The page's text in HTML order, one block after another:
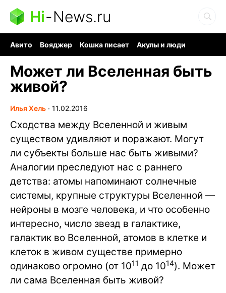
Hi-News.ru
Авито Вояджер Кошка писает
Акулы и люди
Может ли Вселенная быть
живой?
Илья Хель ∙ 11.02.2016
Сходства между Вселенной и живым
существом удивляют и поражают. Могут
ли субъекты больше нас быть живыми?
Аналогии преследуют нас с раннего
детства: атомы напоминают солнечные
системы, крупные структуры Вселенной —
нейроны в мозге человека, и что особенно
интересно, число звезд в галактике,
галактик во Вселенной, атомов в клетке и
клеток в живом существе примерно
одинаково огромно (от 1011 до 1014). Может
ли сама Вселенная быть живой?